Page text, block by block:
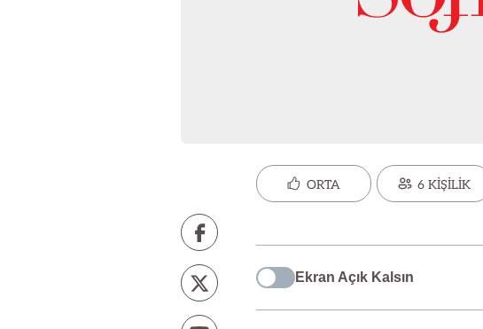
ORTA 6 KİŞİLİK
Ekran Açık Kalsın